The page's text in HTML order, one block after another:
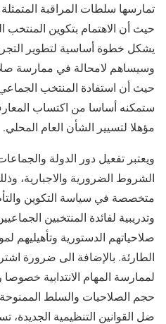
تمارسها سلطات المراقبة
حيث أن الاهتمام بتكوين
يشكل خطوة أساسية لتطوير
وسيساهم لامحالة في ممارسة
حيث أن استفادة المنتخب
ستمكنه أساسا من اكتساب المعارف
مؤهلا لتسيير الشأن العام المحلي.
ويعتبر تفعيل دور الدولة
الشروط الضرورية
متخصصة في سياسة التكوين
وتدريبية لفائدة المنتخبين
صلاحياتهم الدستورية وتأهيليهم
الطارئة. بالإضافة الى ضرورة
لممارسة المهام الانتدابية
حجم الصلاحيات والسلط
ضل القوانين التنظيمية الجديدة،